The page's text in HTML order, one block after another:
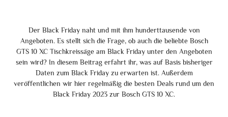
Der Black Friday naht und mit ihm hunderttausende von
Angeboten. Es stellt sich die Frage, ob auch die beliebte Bosch
GTS 10 XC Tischkreissäge am Black Friday unter den Angeboten
sein wird? In diesem Beitrag erfahrt ihr, was auf Basis bisheriger
Daten zum Black Friday zu erwarten ist. Außerdem
veröffentlichen wir hier regelmäßig die besten Deals rund um den
Black Friday 2023 zur Bosch GTS 10 XC.